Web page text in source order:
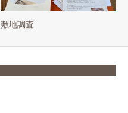
敷地調査